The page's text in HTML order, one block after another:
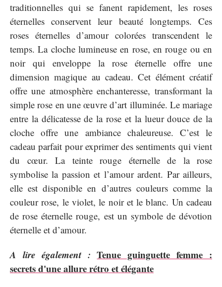
traditionnelles qui se fanent rapidement, les roses
éternelles conservent leur beauté longtemps. Ces
roses éternelles d’amour colorées transcendent le
temps. La cloche lumineuse en rose, en rouge ou en
noir qui enveloppe la rose éternelle offre une
dimension magique au cadeau. Cet élément créatif
offre une atmosphère enchanteresse, transformant la
simple rose en une œuvre d’art illuminée. Le mariage
entre la délicatesse de la rose et la lueur douce de la
cloche offre une ambiance chaleureuse. C’est le
cadeau parfait pour exprimer des sentiments qui vient
du cœur. La teinte rouge éternelle de la rose
symbolise la passion et l’amour ardent. Par ailleurs,
elle est disponible en d’autres couleurs comme la
couleur rose, le violet, le noir et le blanc. Un cadeau
de rose éternelle rouge, est un symbole de dévotion
éternelle et d’amour.
A lire également : Tenue guinguette femme :
secrets d'une allure rétro et élégante